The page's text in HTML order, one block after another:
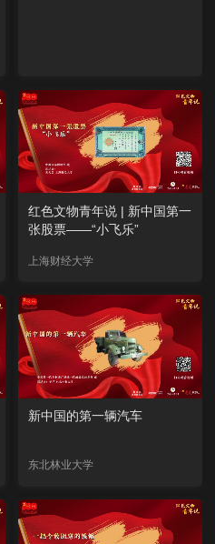
红色文物青年说 | 新中国第一
张股票——“小飞乐”
上海财经大学
新中国的第一辆汽车
东北林业大学